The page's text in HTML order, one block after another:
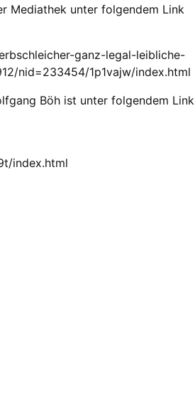
Mediathek unter folgendem Link
ganz-legal-leibliche-
nid=233454/1p1vajw/index.html
Böh ist unter folgendem Link
index.html